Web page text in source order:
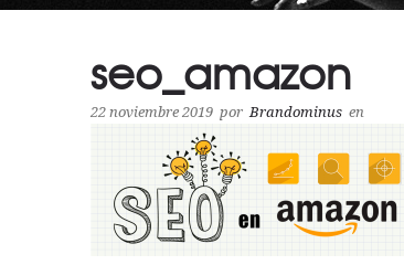
seo_amazon
22 noviembre 2019 por Brandominus en